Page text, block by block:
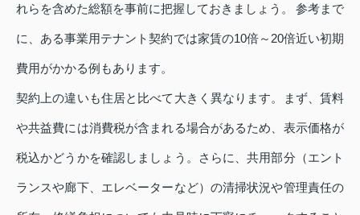
れらを含めた総額を事前に把握しておきましょう。 参考まで
に、ある事業用テナント契約では家賃の10倍～20倍近い初期
費用がかかる例もあります。
契約上の違いも住居と比べて大きく異なります。まず、賃料
や共益費には消費税が含まれる場合があるため、表示価格が
税込かどうかを確認しましょう。さらに、共用部分（エント
ランスや廊下、エレベーターなど）の清掃状況や管理責任の